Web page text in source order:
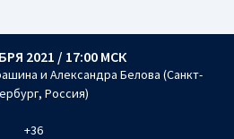
2021 / 17:00 МСК
и Александра Белова (Санкт-
Россия)
+36